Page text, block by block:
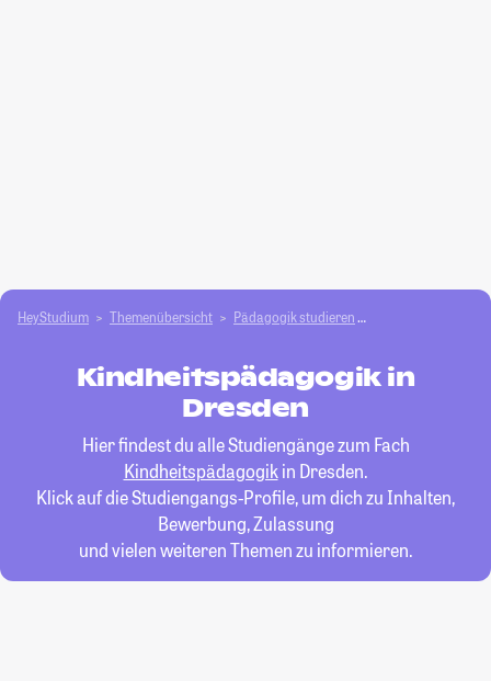
HeyStudium Themenübersicht Pädagogik studieren
Kindheitspädagogik in
Dresden
Hier findest du alle Studiengänge zum Fach
Kindheitspädagogikin Dresden.
Klick auf die Studiengangs-Profile, um dich zu Inhalten,
Bewerbung, Zulassung
und vielen weiteren Themen zu informieren.